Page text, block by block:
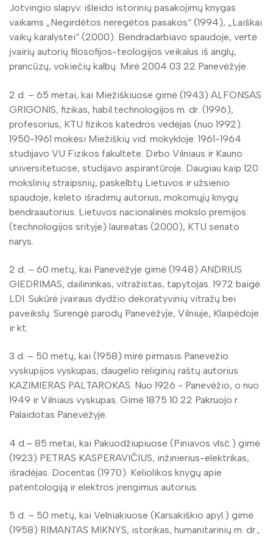
Jotvingio slapyv. išleido istorinių pasakojimų knygas
vaikams „Negirdėtos neregėtos pasakos“ (1994), „Laiškai
vaikų karalystei“ (2000). Bendradarbiavo spaudoje, vertė
įvairių autorių filosofijos-teologijos veikalus iš anglų,
prancūzų, vokiečių kalbų. Mirė 2004 03 22 Panevėžyje.
2 d. – 65 metai, kai Miežiškiuose gimė (1943) ALFONSAS
GRIGONIS, fizikas, habil.technologijos m. dr. (1996),
profesorius, KTU fizikos katedros vedėjas (nuo 1992).
1950-1961 mokėsi Miežiškių vid. mokykloje. 1961-1964
studijavo VU Fizikos fakultete. Dirbo Vilniaus ir Kauno
universitetuose, studijavo aspirantūroje. Daugiau kaip 120
mokslinių straipsnių, paskelbtų Lietuvos ir užsienio
spaudoje, keleto išradimų autorius, mokomųjų knygų
bendraautorius. Lietuvos nacionalinės mokslo premijos
(technologijos srityje) laureatas (2000), KTU senato
narys.
2 d. – 60 metų, kai Panevėžyje gimė (1948) ANDRIUS
GIEDRIMAS, dailininkas, vitražistas, tapytojas. 1972 baigė
LDI. Sukūrė įvairaus dydžio dekoratyvinių vitražų bei
paveikslų. Surengė parodų Panevėžyje, Vilniuje, Klaipėdoje
ir kt.
3 d. – 50 metų, kai (1958) mirė pirmasis Panevėžio
vyskupijos vyskupas, daugelio religinių raštų autorius
KAZIMIERAS PALTAROKAS. Nuo 1926 - Panevėžio, o nuo
1949 ir Vilniaus vyskupas. Gimė 1875 10 22 Pakruojo r.
Palaidotas Panevėžyje.
4 d.– 85 metai, kai Pakuodžiupiuose (Piniavos vlsč.) gimė
(1923) PETRAS KASPERAVIČIUS, inžinierius-elektrikas,
išradėjas. Docentas (1970). Keliolikos knygų apie
patentologiją ir elektros įrengimus autorius.
5 d. – 50 metų, kai Velniakiuose (Karsakiškio apyl.) gimė
(1958) RIMANTAS MIKNYS, istorikas, humanitarinių m. dr.,